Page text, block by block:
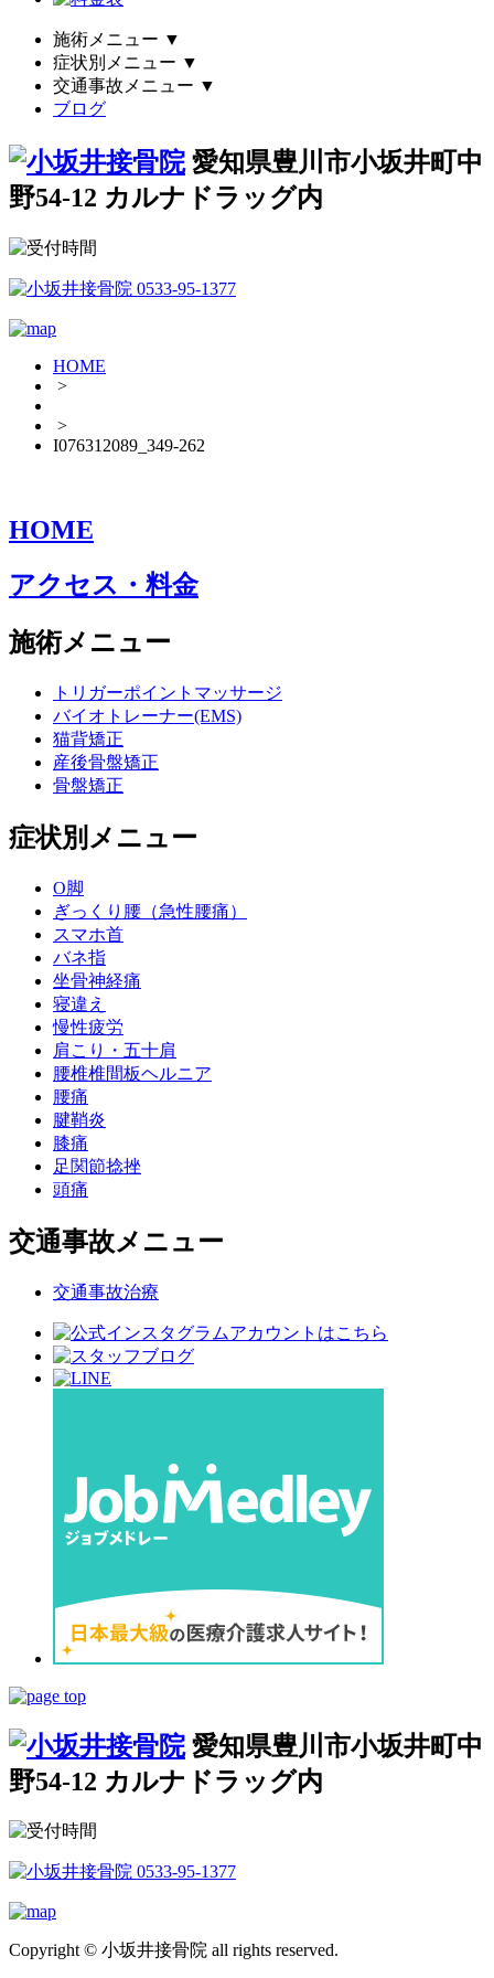
施術メニュー ▼
症状別メニュー ▼
交通事故メニュー ▼
ブログ
愛知県豊川市小坂井町中
野54-12 カルナドラッグ内
HOME
>
>
I076312089_349-262
HOME
アクセス・料金
施術メニュー
トリガーポイントマッサージ
バイオトレーナー(EMS)
猫背矯正
産後骨盤矯正
骨盤矯正
症状別メニュー
O脚
ぎっくり腰（急性腰痛）
スマホ首
バネ指
坐骨神経痛
寝違え
慢性疲労
肩こり・五十肩
腰椎椎間板ヘルニア
腰痛
腱鞘炎
膝痛
足関節捻挫
頭痛
交通事故メニュー
交通事故治療
愛知県豊川市小坂井町中
野54-12 カルナドラッグ内
Copyright © 小坂井接骨院 all rights reserved.